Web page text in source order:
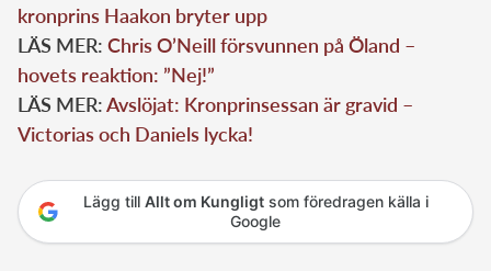
kronprins Haakon bryter upp
LÄS MER: Chris O’Neill försvunnen på Öland –
hovets reaktion: ”Nej!”
LÄS MER:Avslöjat: Kronprinsessan är gravid –
Victorias och Daniels lycka!
Lägg till Allt om Kungligtsom föredragen källa i
Google